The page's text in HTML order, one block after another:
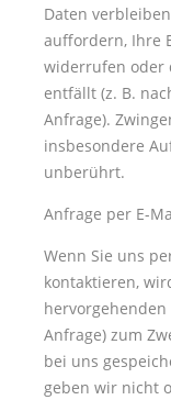
Daten
auffordern, Ihre
widerrufen oder
entfällt (z. B.
Anfrage).
insbesondere
unberührt.
Anfrage per E-
Wenn Sie uns
kontaktieren,
hervorgehenden
Anfrage) zum
bei uns
geben wir nicht